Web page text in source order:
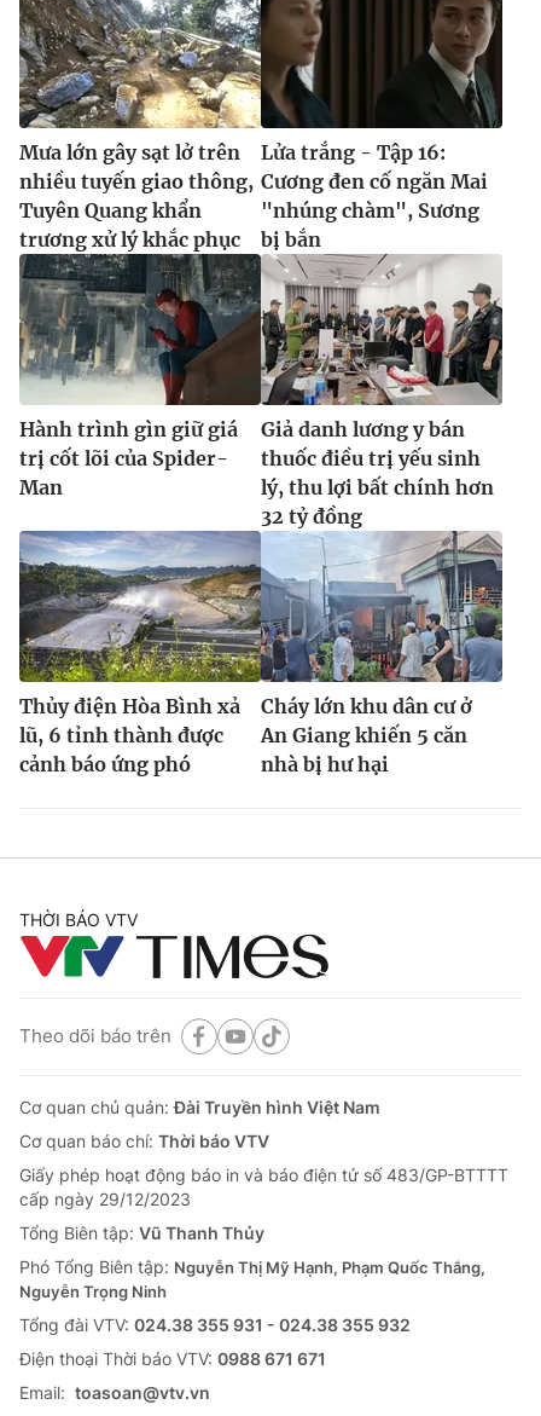
Mưa lớn gây sạt lở trên
nhiều tuyến giao thông,
Tuyên Quang khẩn
trương xử lý khắc phục
Lửa trắng - Tập 16:
Cương đen cố ngăn Mai
"nhúng chàm", Sương
bị bắn
Hành trình gìn giữ giá
trị cốt lõi của Spider-
Man
Giả danh lương y bán
thuốc điều trị yếu sinh
lý, thu lợi bất chính hơn
32 tỷ đồng
Thủy điện Hòa Bình xả
lũ, 6 tỉnh thành được
cảnh báo ứng phó
Cháy lớn khu dân cư ở
An Giang khiến 5 căn
nhà bị hư hại
THỜI BÁO VTV
Theo dõi báo trên
Cơ quan chủ quản:Đài Truyền hình Việt Nam
Cơ quan báo chí: Thời báo VTV
Giấy phép hoạt động báo in và báo điện tử số 483/GP-BTTTT
cấp ngày 29/12/2023
Tổng Biên tập: Vũ Thanh Thủy
Phó Tổng Biên tập: Nguyễn Thị Mỹ Hạnh, Phạm Quốc Thắng,
Nguyễn Trọng Ninh
Tổng đài VTV: 024.38 355 931 - 024.38 355 932
Ðiện thoại Thời báo VTV: 0988 671 671
Email: toasoan@vtv.vn